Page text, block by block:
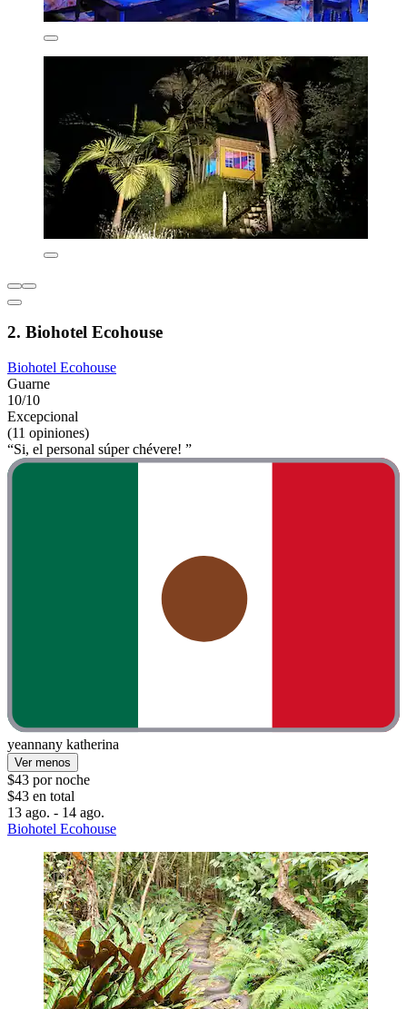
2. Biohotel Ecohouse
Biohotel Ecohouse
Guarne
10/10
Excepcional
(11 opiniones)
“Si, el personal súper chévere! ”
yeannany katherina
Ver menos
$43 por noche
$43 en total
13 ago. - 14 ago.
Biohotel Ecohouse